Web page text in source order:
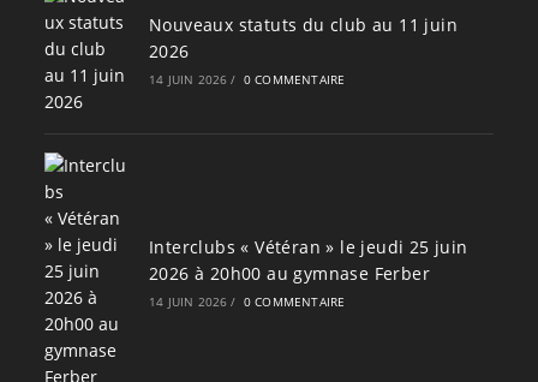
Nouveaux statuts du club au 11 juin
2026
14 JUIN 2026 / 0 COMMENTAIRE
Interclubs « Vétéran » le jeudi 25 juin
2026 à 20h00 au gymnase Ferber
14 JUIN 2026 / 0 COMMENTAIRE